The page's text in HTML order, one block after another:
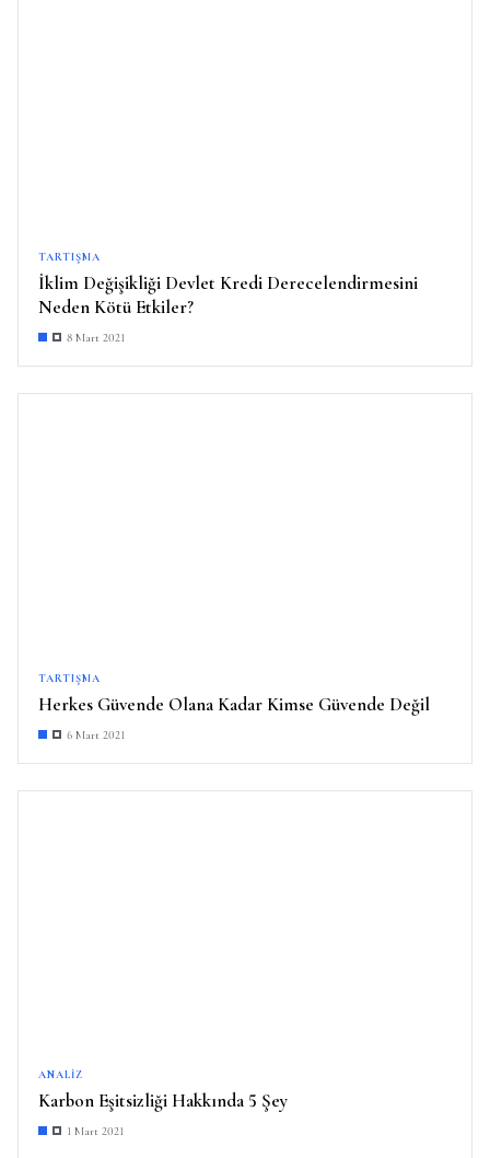
TARTIŞMA
İklim Değişikliği Devlet Kredi Derecelendirmesini
Neden Kötü Etkiler?
8 Mart 2021
TARTIŞMA
Herkes Güvende Olana Kadar Kimse Güvende Değil
6 Mart 2021
ANALIZ
Karbon Eşitsizliği Hakkında 5 Şey
1 Mart 2021